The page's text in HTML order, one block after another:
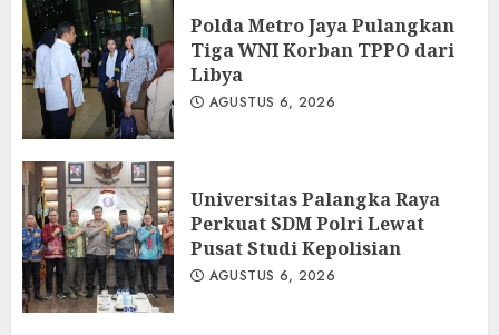
Polda Metro Jaya Pulangkan
Tiga WNI Korban TPPO dari
Libya
AGUSTUS 6, 2026
Universitas Palangka Raya
Perkuat SDM Polri Lewat
Pusat Studi Kepolisian
AGUSTUS 6, 2026